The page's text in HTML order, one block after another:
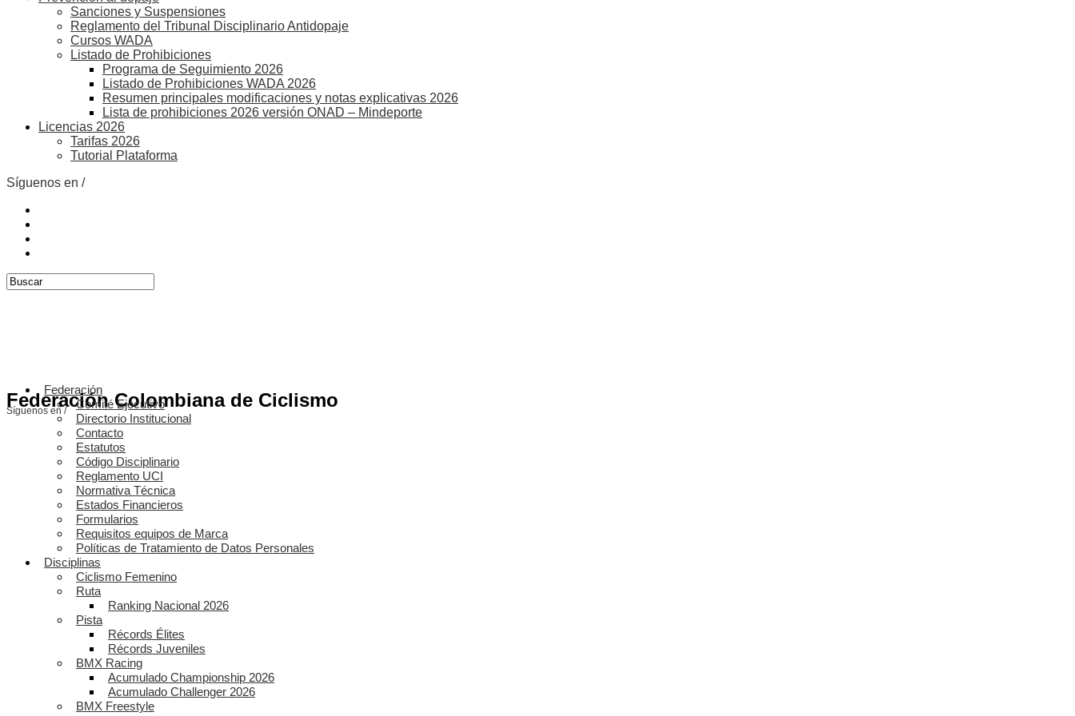
Sanciones y Suspensiones
Reglamento del Tribunal Disciplinario Antidopaje
Cursos WADA
Listado de Prohibiciones
Programa de Seguimiento 2026
Listado de Prohibiciones WADA 2026
Resumen principales modificaciones y notas explicativas 2026
Lista de prohibiciones 2026 versión ONAD – Mindeporte
Licencias 2026
Tarifas 2026
Tutorial Plataforma
Síguenos en /
Federación Colombiana de Ciclismo
Síguenos en /
Federación
Comité Ejecutivo
Directorio Institucional
Contacto
Estatutos
Código Disciplinario
Reglamento UCI
Normativa Técnica
Estados Financieros
Formularios
Requisitos equipos de Marca
Políticas de Tratamiento de Datos Personales
Disciplinas
Ciclismo Femenino
Ruta
Ranking Nacional 2026
Pista
Récords Élites
Récords Juveniles
BMX Racing
Acumulado Championship 2026
Acumulado Challenger 2026
BMX Freestyle